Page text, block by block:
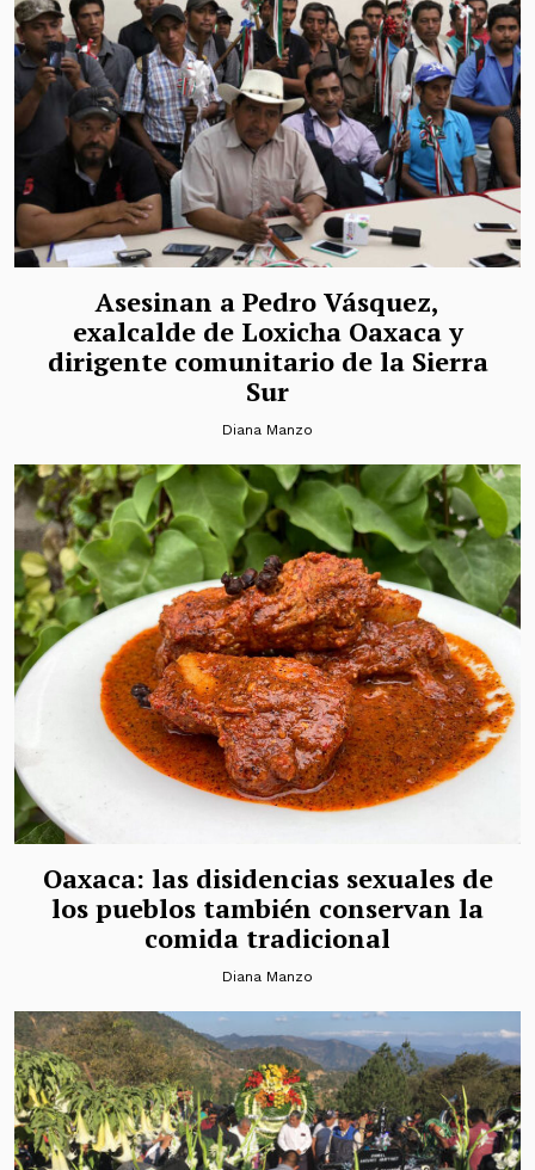
Asesinan a Pedro Vásquez,
exalcalde de Loxicha Oaxaca y
dirigente comunitario de la Sierra
Sur
Diana Manzo
Oaxaca: las disidencias sexuales de
los pueblos también conservan la
comida tradicional
Diana Manzo